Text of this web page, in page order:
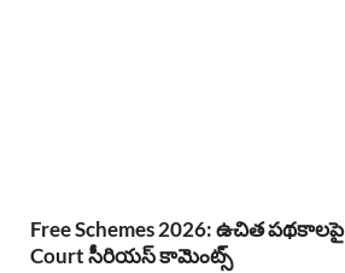
Free Schemes 2026: ఉచిత పథకాలపై
Court సీరియస్ కామెంట్స్